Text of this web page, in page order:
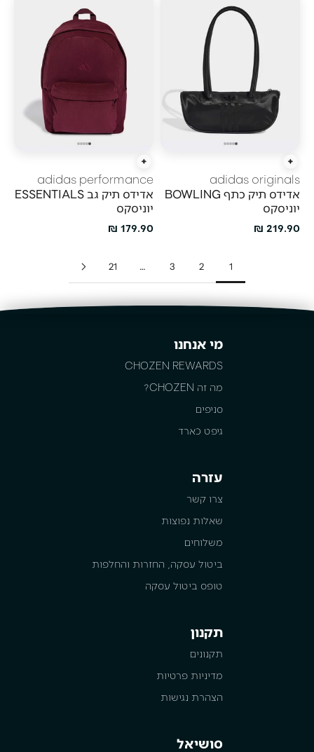
הוסף לעגלה
adidas originals
אדידס תיק כתף BOWLING
יוניסקס
מחיר מבצע
219.90 ₪
הוסף לעגלה
adidas performance
אדידס תיק גב ESSENTIALS
יוניסקס
מחיר מבצע
179.90 ₪
1
2
3
…
21
מי אנחנו
CHOZEN REWARDS
מה זה CHOZEN?
סניפים
גיפט כארד
עזרה
צרו קשר
שאלות נפוצות
משלוחים
ביטול עסקה, החזרות והחלפות
טופס ביטול עסקה
תקנון
תקנונים
מדיניות פרטיות
הצהרת נגישות
סושיאל